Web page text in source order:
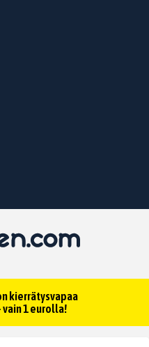
kierrätysvapaa
1 eurolla!